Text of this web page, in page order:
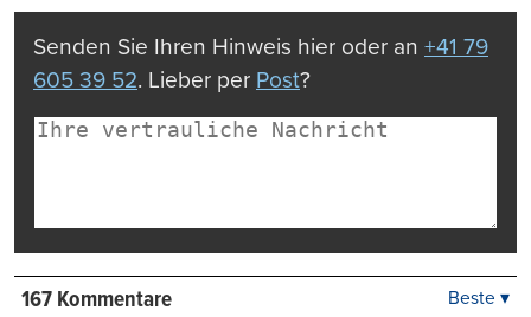
drucken
Senden Sie Ihren Hinweis hier oder an +41 79
605 39 52. Lieber per Post?
167 Kommentare Beste ▾